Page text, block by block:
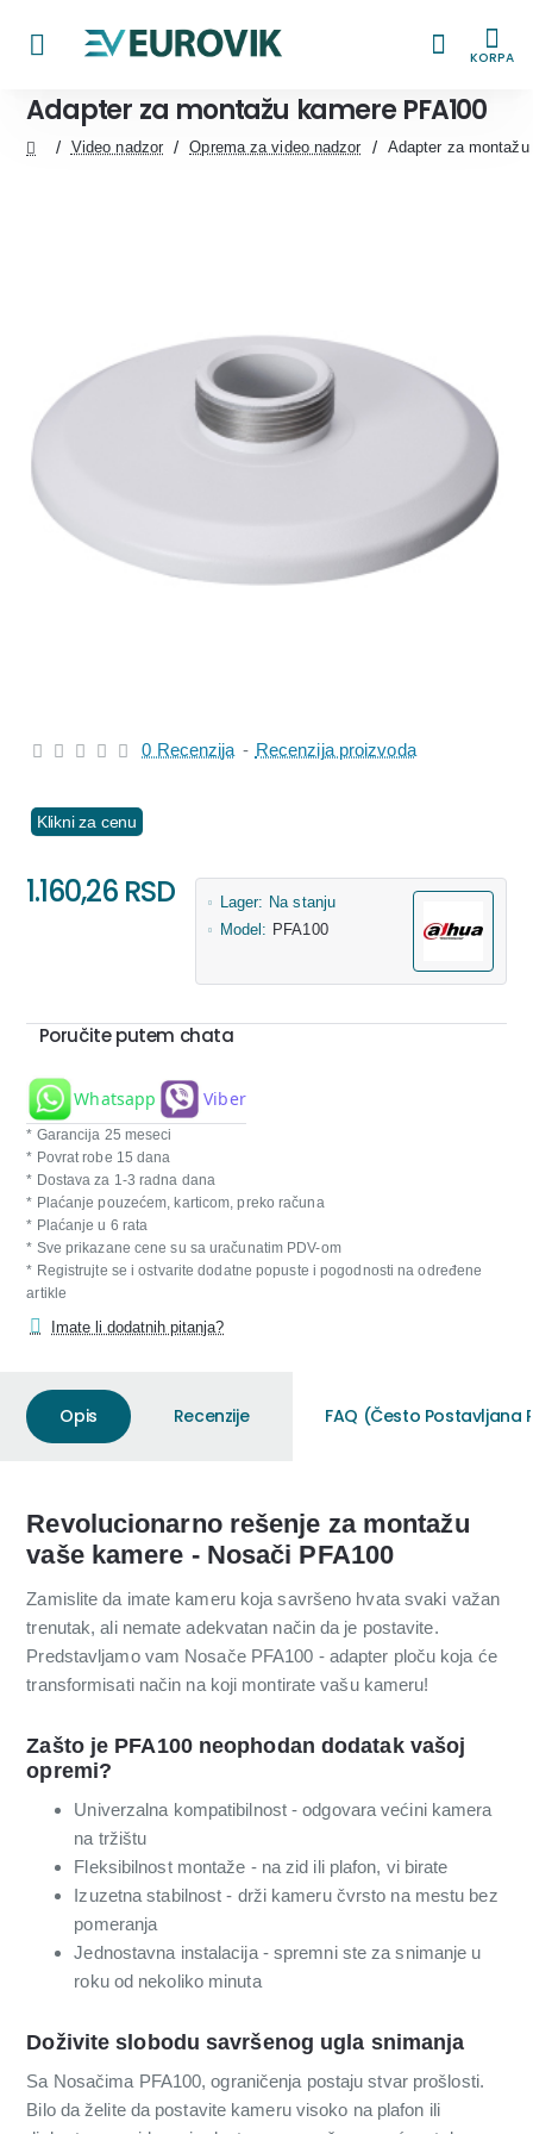
KORPA
Adapter za montažu kamere PFA100
Video nadzor Oprema za video nadzor Adapter za
Klikni za cenu
0 Recenzija - Recenzija proizvoda
1.160,26 RSD Lager: Na stanju
Model: PFA100
Poručite putem chata
Whatsapp Viber
* Garancija 25 meseci
* Povrat robe 15 dana
* Dostava za 1-3 radna dana
* Plaćanje pouzećem, karticom, preko računa
* Plaćanje u 6 rata
* Sve prikazane cene su sa uračunatim PDV-om
* Registrujte se i ostvarite dodatne popuste i pogodnosti na određene
artikle
Imate li dodatnih pitanja?
Opis Recenzije FAQ (Često Postavljana
Revolucionarno rešenje za montažu
vaše kamere - Nosači PFA100
Zamislite da imate kameru koja savršeno hvata svaki važan
trenutak, ali nemate adekvatan način da je postavite.
Predstavljamo vam Nosače PFA100 - adapter ploču koja će
transformisati način na koji montirate vašu kameru!
Zašto je PFA100 neophodan dodatak vašoj
opremi?
Univerzalna kompatibilnost - odgovara većini kamera
na tržištu
Fleksibilnost montaže - na zid ili plafon, vi birate
Izuzetna stabilnost - drži kameru čvrsto na mestu bez
pomeranja
Jednostavna instalacija - spremni ste za snimanje u
roku od nekoliko minuta
Doživite slobodu savršenog ugla snimanja
Sa Nosačima PFA100, ograničenja postaju stvar prošlosti.
Bilo da želite da postavite kameru visoko na plafon ili